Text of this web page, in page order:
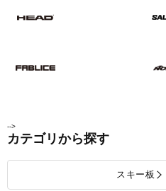
-->
カテゴリから探す
スキー板